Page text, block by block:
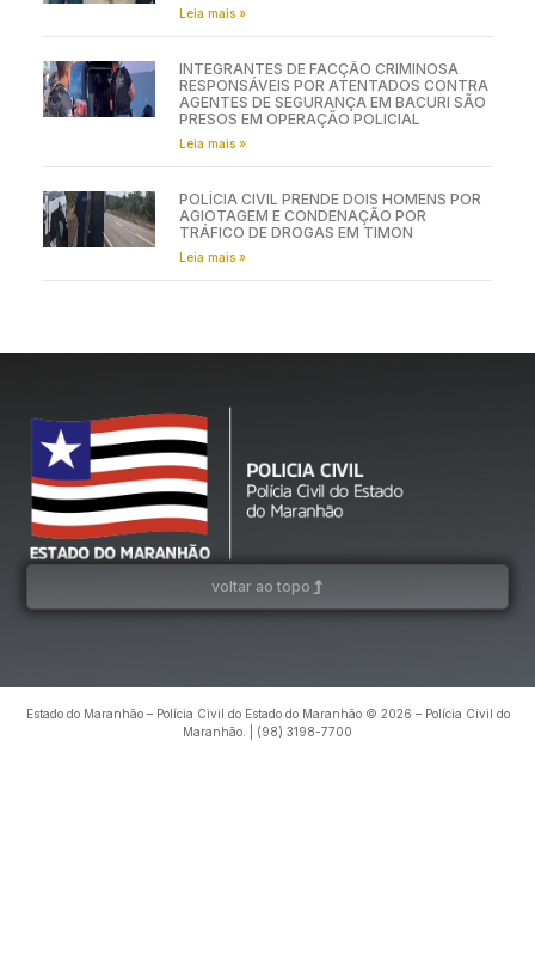
Leia mais »
INTEGRANTES DE FACÇÃO CRIMINOSA
RESPONSÁVEIS POR ATENTADOS CONTRA
AGENTES DE SEGURANÇA EM BACURI SÃO
PRESOS EM OPERAÇÃO POLICIAL
Leia mais »
POLÍCIA CIVIL PRENDE DOIS HOMENS POR
AGIOTAGEM E CONDENAÇÃO POR
TRÁFICO DE DROGAS EM TIMON
Leia mais »
voltar ao topo
Estado do Maranhão – Polícia Civil do Estado do Maranhão © 2026 – Polícia Civil do
Maranhão. | (98) 3198-7700